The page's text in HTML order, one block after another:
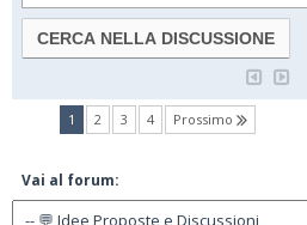
1 (current)
2 3 4 Prossimo
Vai al forum: